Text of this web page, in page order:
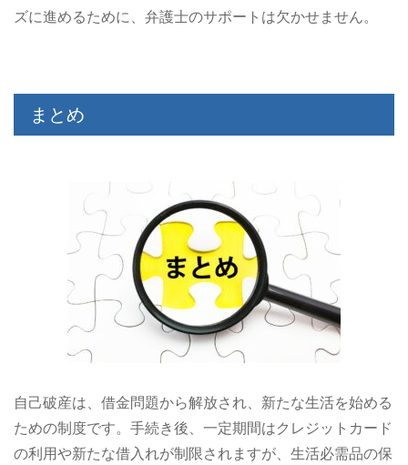
ズに進めるために、弁護士のサポートは欠かせません。
まとめ
自己破産は、借金問題から解放され、新たな生活を始める
ための制度です。​手続き後、一定期間はクレジットカード
の利用や新たな借入れが制限されますが、生活必需品の保